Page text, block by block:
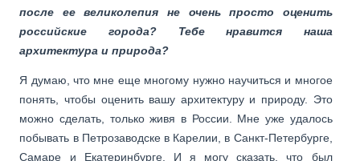
после ее великолепия не очень просто оценить
российские города? Тебе нравится наша
архитектура и природа?
Я думаю, что мне еще многому нужно научиться и многое
понять, чтобы оценить вашу архитектуру и природу. Это
можно сделать, только живя в России. Мне уже удалось
побывать в Петрозаводске в Карелии, в Санкт-Петербурге,
Самаре и Екатеринбурге. И я могу сказать, что был